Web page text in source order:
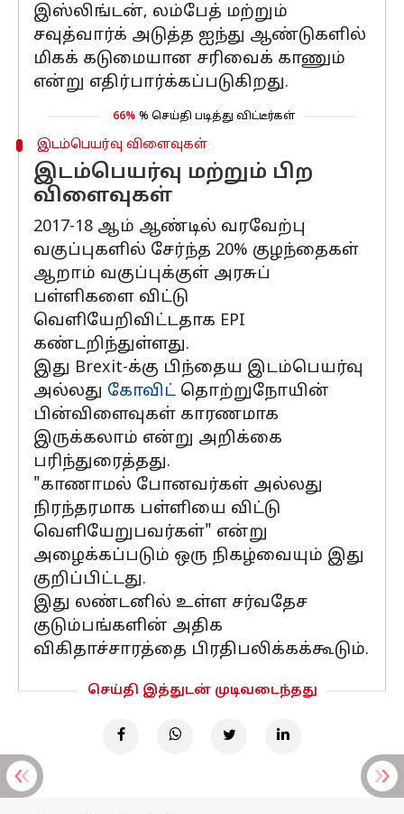
இஸ்லிங்டன், லம்பேத் மற்றும்
சவுத்வார்க் அடுத்த ஐந்து ஆண்டுகளில்
மிகக் கடுமையான சரிவைக் காணும்
என்று எதிர்பார்க்கப்படுகிறது.
66% % செய்தி படித்து விட்டீர்கள்
இடம்பெயர்வு விளைவுகள்
இடம்பெயர்வு மற்றும் பிற
விளைவுகள்
2017-18 ஆம் ஆண்டில் வரவேற்பு
வகுப்புகளில் சேர்ந்த 20% குழந்தைகள்
ஆறாம் வகுப்புக்குள் அரசுப்
பள்ளிகளை விட்டு
வெளியேறிவிட்டதாக EPI
கண்டறிந்துள்ளது.
இது Brexit-க்கு பிந்தைய இடம்பெயர்வு
அல்லது கோவிட் தொற்றுநோயின்
பின்விளைவுகள் காரணமாக
இருக்கலாம் என்று அறிக்கை
பரிந்துரைத்தது.
"காணாமல் போனவர்கள் அல்லது
நிரந்தரமாக பள்ளியை விட்டு
வெளியேறுபவர்கள்" என்று
அழைக்கப்படும் ஒரு நிகழ்வையும் இது
குறிப்பிட்டது.
இது லண்டனில் உள்ள சர்வதேச
குடும்பங்களின் அதிக
விகிதாச்சாரத்தை பிரதிபலிக்கக்கூடும்.
செய்தி இத்துடன் முடிவடைந்தது